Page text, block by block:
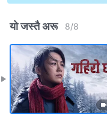
यो जस्तै अरू 8/8